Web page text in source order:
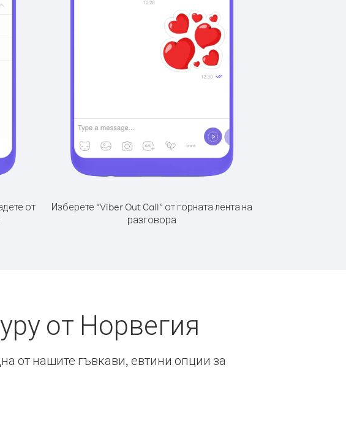
от
Изберете “Viber Out Call” от горната лента на
разговора
от Норвегия
от нашите гъвкави, евтини опции за